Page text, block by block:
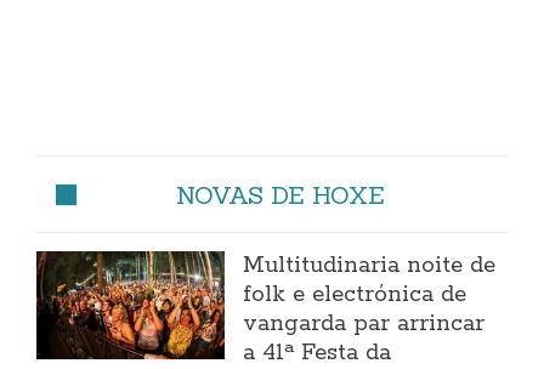
NOVAS DE HOXE
Multitudinaria noite de
folk e electrónica de
vangarda par arrincar
a 41ª Festa da